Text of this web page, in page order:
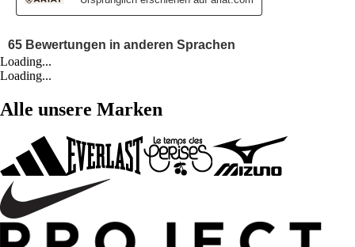
Loading...
Loading...
Alle unsere Marken